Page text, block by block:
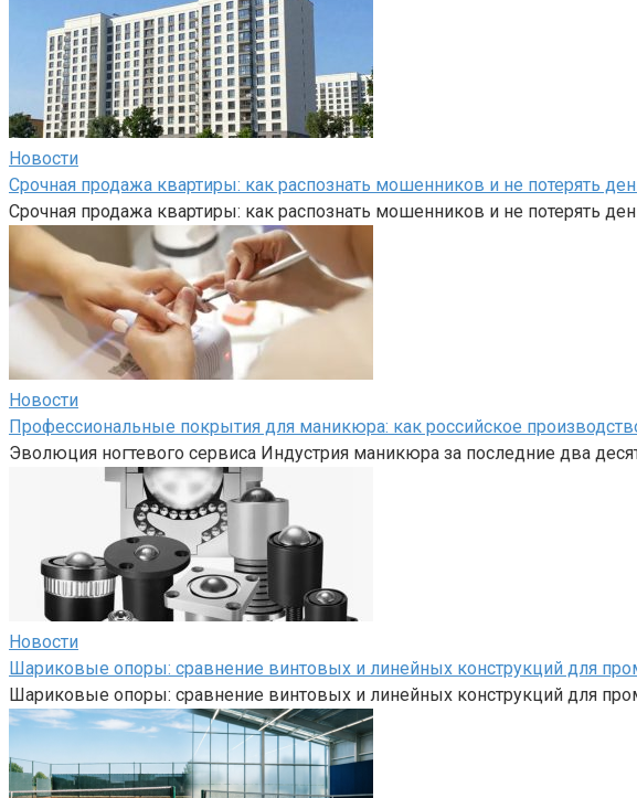
Новости
Срочная продажа квартиры: как распознать мошенников и не потерять
Срочная продажа квартиры: как распознать мошенников и не потерять
Новости
Профессиональные покрытия для маникюра: как российское
Эволюция ногтевого сервиса Индустрия маникюра за последние два
Новости
Шариковые опоры: сравнение винтовых и линейных конструкций для
Шариковые опоры: сравнение винтовых и линейных конструкций для